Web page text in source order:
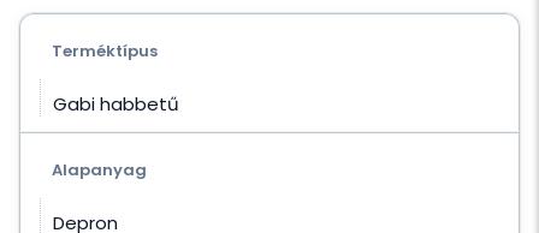
Terméktípus
Gabi habbetű
Alapanyag
Depron